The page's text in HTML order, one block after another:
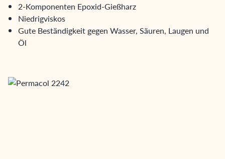
2-Komponenten Epoxid-Gießharz
Niedrigviskos
Gute Beständigkeit gegen Wasser, Säuren, Laugen und
Öl